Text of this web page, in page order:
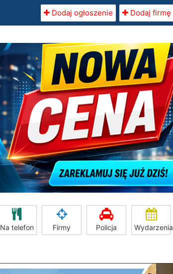
Dodaj ogłoszenie Dodaj firmę
Na telefon Firmy Policja Wydarzenia